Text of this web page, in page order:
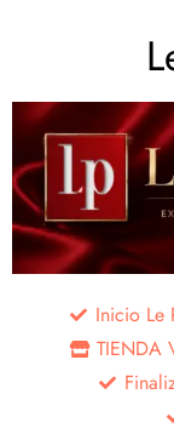
Inicio Le
TIENDA